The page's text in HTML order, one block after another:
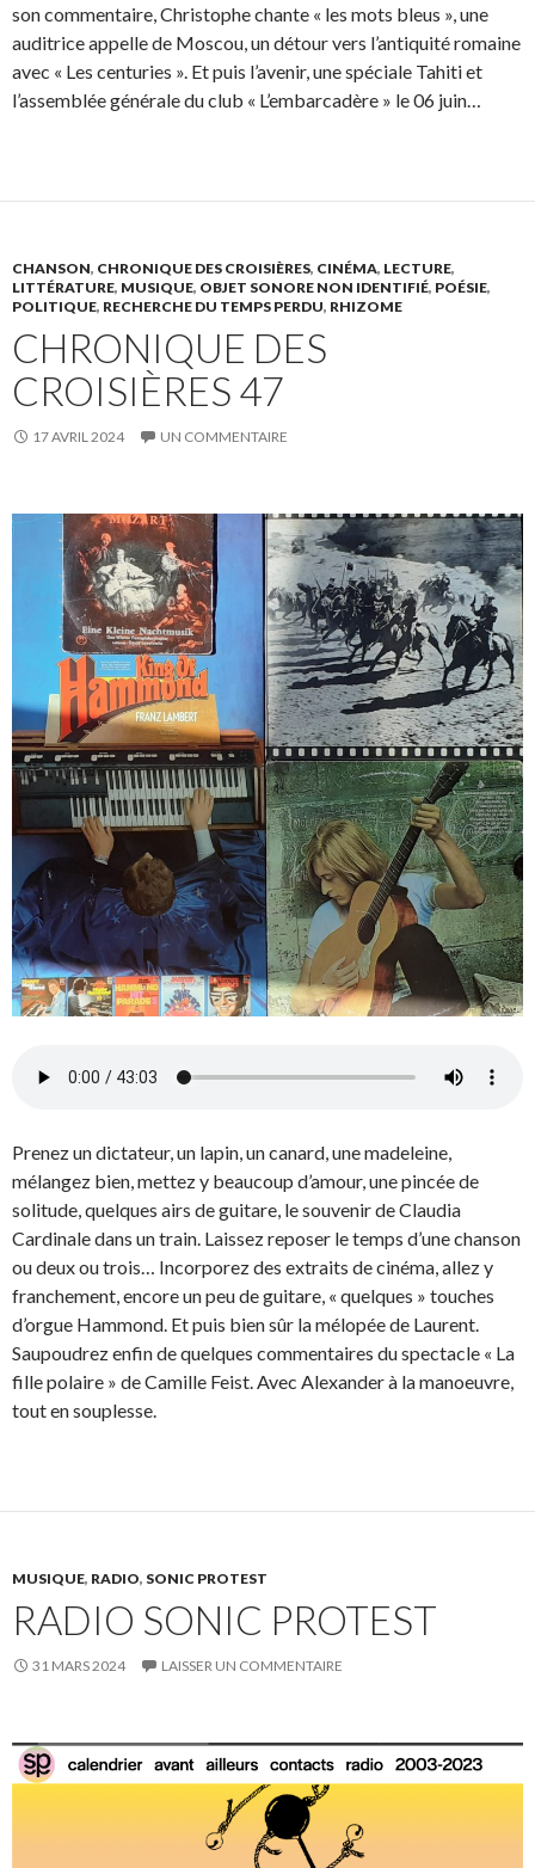
son commentaire, Christophe chante « les mots bleus », une
auditrice appelle de Moscou, un détour vers l’antiquité romaine
avec « Les centuries ». Et puis l’avenir, une spéciale Tahiti et
l’assemblée générale du club « L’embarcadère » le 06 juin…
CHANSON, CHRONIQUE DES CROISIÈRES, CINÉMA, LECTURE,
LITTÉRATURE, MUSIQUE, OBJET SONORE NON IDENTIFIÉ, POÉSIE,
POLITIQUE, RECHERCHE DU TEMPS PERDU, RHIZOME
CHRONIQUE DES
CROISIÈRES 47
17 AVRIL 2024 UN COMMENTAIRE
Prenez un dictateur, un lapin, un canard, une madeleine,
mélangez bien, mettez y beaucoup d’amour, une pincée de
solitude, quelques airs de guitare, le souvenir de Claudia
Cardinale dans un train. Laissez reposer le temps d’une chanson
ou deux ou trois… Incorporez des extraits de cinéma, allez y
franchement, encore un peu de guitare, « quelques » touches
d’orgue Hammond. Et puis bien sûr la mélopée de Laurent.
Saupoudrez enfin de quelques commentaires du spectacle « La
fille polaire » de Camille Feist. Avec Alexander à la manoeuvre,
tout en souplesse.
MUSIQUE, RADIO, SONIC PROTEST
RADIO SONIC PROTEST
31 MARS 2024 LAISSER UN COMMENTAIRE